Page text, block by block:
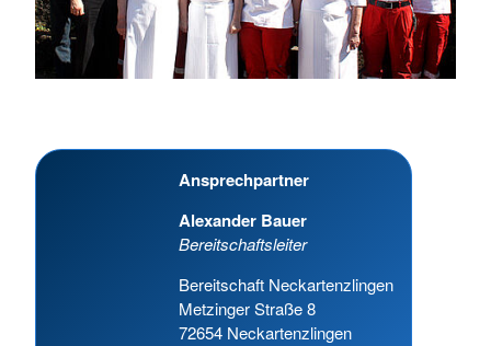
Ansprechpartner
Alexander Bauer
Bereitschaftsleiter
Bereitschaft Neckartenzlingen
Metzinger Straße 8
72654 Neckartenzlingen